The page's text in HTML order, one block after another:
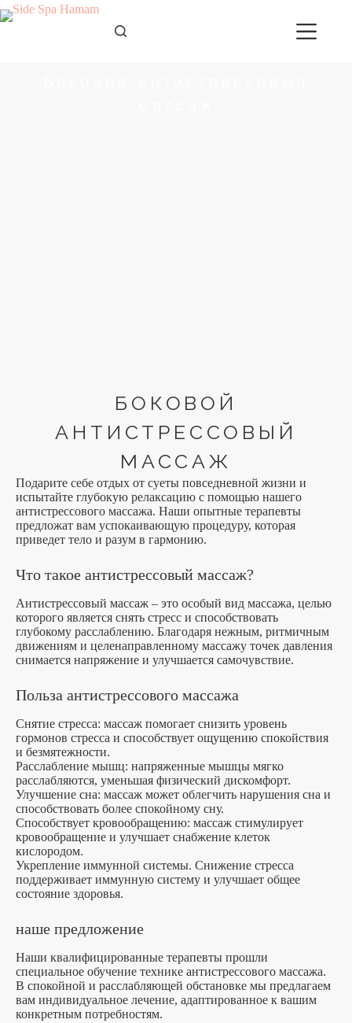
БОКОВОЙ
АНТИСТРЕССОВЫЙ
МАССАЖ
Подарите себе отдых от суеты повседневной жизни и
испытайте глубокую релаксацию с помощью нашего
антистрессового массажа. Наши опытные терапевты
предложат вам успокаивающую процедуру, которая
приведет тело и разум в гармонию.
Что такое антистрессовый массаж?
Антистрессовый массаж – это особый вид массажа, целью
которого является снять стресс и способствовать
глубокому расслаблению. Благодаря нежным, ритмичным
движениям и целенаправленному массажу точек давления
снимается напряжение и улучшается самочувствие.
Польза антистрессового массажа
Снятие стресса: массаж помогает снизить уровень
гормонов стресса и способствует ощущению спокойствия
и безмятежности.
Расслабление мышц: напряженные мышцы мягко
расслабляются, уменьшая физический дискомфорт.
Улучшение сна: массаж может облегчить нарушения сна и
способствовать более спокойному сну.
Способствует кровообращению: массаж стимулирует
кровообращение и улучшает снабжение клеток
кислородом.
Укрепление иммунной системы. Снижение стресса
поддерживает иммунную систему и улучшает общее
состояние здоровья.
наше предложение
Наши квалифицированные терапевты прошли
специальное обучение технике антистрессового массажа.
В спокойной и расслабляющей обстановке мы предлагаем
вам индивидуальное лечение, адаптированное к вашим
конкретным потребностям.